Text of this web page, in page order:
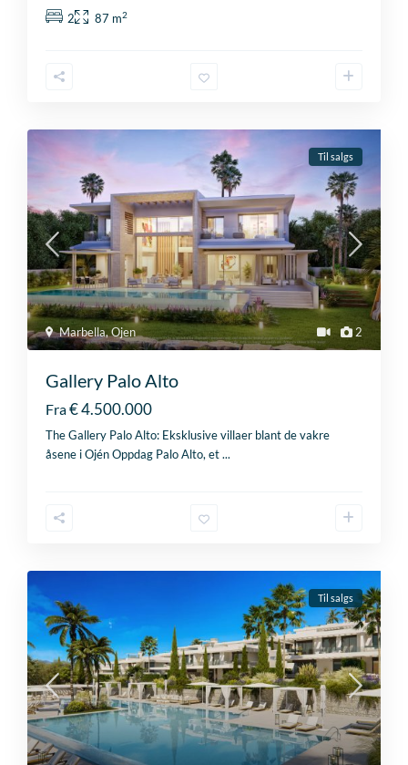
2 87 m2
2
Marbella,Ojen
Til salgs
Gallery Palo Alto
Fra€ 4.500.000
The Gallery Palo Alto: Eksklusive villaer blant de vakre
åsene i Ojén Oppdag Palo Alto, et...
Til salgs